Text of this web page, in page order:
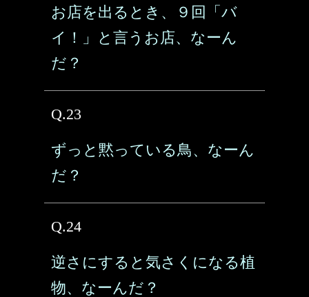
お店を出るとき、９回「バ
イ！」と言うお店、なーん
だ？
Q.23
ずっと黙っている鳥、なーん
だ？
Q.24
逆さにすると気さくになる植
物、なーんだ？